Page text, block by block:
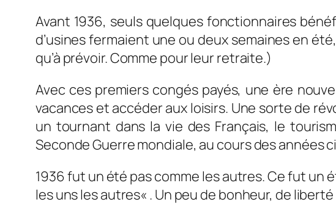
Avant 1936, seuls quelques fonctionnaires
d’usines fermaient une ou deux semaines en
qu’à prévoir. Comme pour leur retraite.)
Avec ces premiers congés payés, une ère
vacances et accéder aux loisirs. Une sorte de
un tournant dans la vie des Français, le
Seconde Guerre mondiale, au cours des années
1936 fut un été pas comme les autres. Ce fut un
les uns les autres« . Un peu de bonheur, de